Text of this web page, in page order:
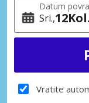
Datum
Sri. 12Kol.
Vratite